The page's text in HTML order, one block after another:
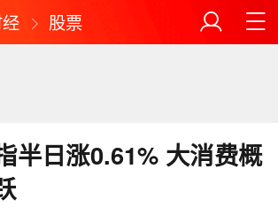
股票
半日涨0.61% 大消费概